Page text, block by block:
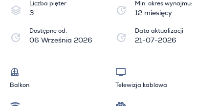
Liczba pięter
3
Min. okres wynajmu:
12 miesięcy
Dostępne od:
06 Września 2026
Data aktualizacji
21-07-2026
Balkon Telewizja kablowa